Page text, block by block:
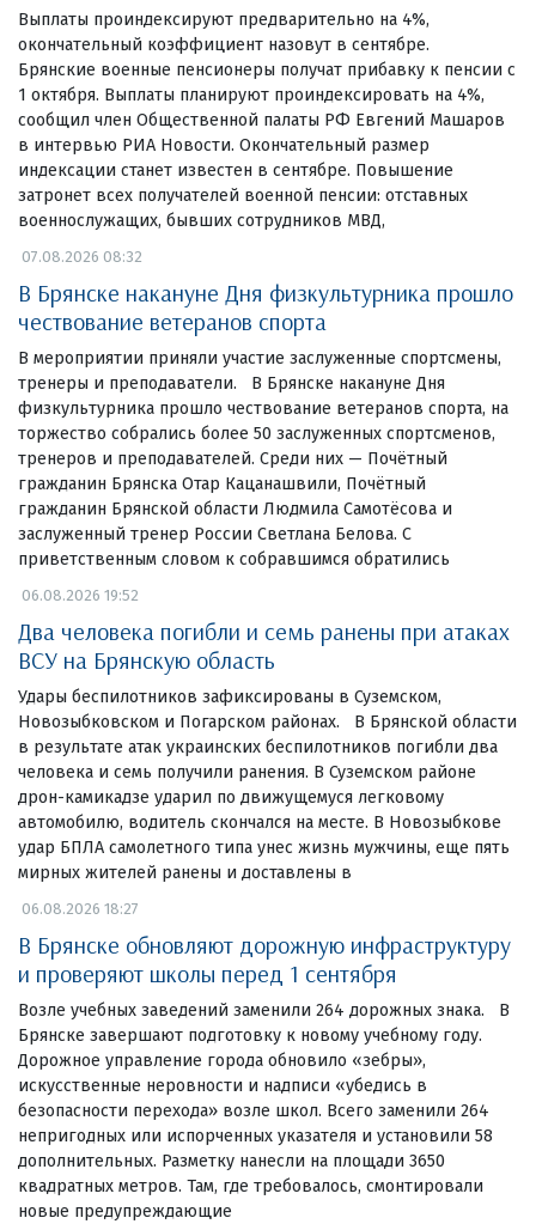
Выплаты проиндексируют предварительно на 4%,
окончательный коэффициент назовут в сентябре.
Брянские военные пенсионеры получат прибавку к пенсии с
1 октября. Выплаты планируют проиндексировать на 4%,
сообщил член Общественной палаты РФ Евгений Машаров
в интервью РИА Новости. Окончательный размер
индексации станет известен в сентябре. Повышение
затронет всех получателей военной пенсии: отставных
военнослужащих, бывших сотрудников МВД,
07.08.2026 08:32
В Брянске накануне Дня физкультурника прошло
чествование ветеранов спорта
В мероприятии приняли участие заслуженные спортсмены,
тренеры и преподаватели. В Брянске накануне Дня
физкультурника прошло чествование ветеранов спорта, на
торжество собрались более 50 заслуженных спортсменов,
тренеров и преподавателей. Среди них — Почётный
гражданин Брянска Отар Кацанашвили, Почётный
гражданин Брянской области Людмила Самотёсова и
заслуженный тренер России Светлана Белова. С
приветственным словом к собравшимся обратились
06.08.2026 19:52
Два человека погибли и семь ранены при атаках
ВСУ на Брянскую область
Удары беспилотников зафиксированы в Суземском,
Новозыбковском и Погарском районах. В Брянской области
в результате атак украинских беспилотников погибли два
человека и семь получили ранения. В Суземском районе
дрон-камикадзе ударил по движущемуся легковому
автомобилю, водитель скончался на месте. В Новозыбкове
удар БПЛА самолетного типа унес жизнь мужчины, еще пять
мирных жителей ранены и доставлены в
06.08.2026 18:27
В Брянске обновляют дорожную инфраструктуру
и проверяют школы перед 1 сентября
Возле учебных заведений заменили 264 дорожных знака. В
Брянске завершают подготовку к новому учебному году.
Дорожное управление города обновило «зебры»,
искусственные неровности и надписи «убедись в
безопасности перехода» возле школ. Всего заменили 264
непригодных или испорченных указателя и установили 58
дополнительных. Разметку нанесли на площади 3650
квадратных метров. Там, где требовалось, смонтировали
новые предупреждающие